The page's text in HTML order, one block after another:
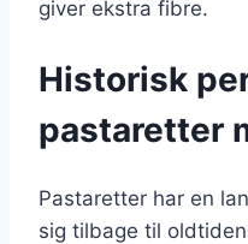
giver ekstra fibre.
Historisk
pastaretter
Pastaretter har en
sig tilbage til